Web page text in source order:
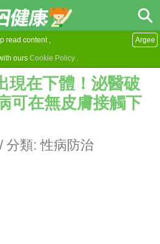
read content ,
ours Cookie Policy .
Argee
現在下體！泌醫破
可在無皮膚接觸下
/ 分類: 性病防治